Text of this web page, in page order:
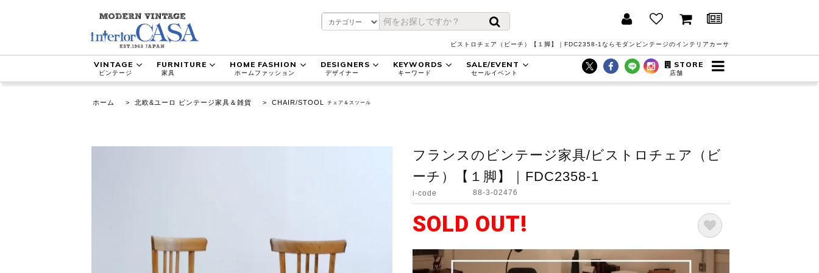
ビストロチェア（ビーチ）【１脚】｜FDC2358-1ならモダンビンテージのインテリアカーサ
VINTAGE
ビンテージ
FURNITURE
家具
HOME FASHION
ホームファッション
DESIGNERS
デザイナー
KEYWORDS
キーワード
SALE/EVENT
セールイベント
STORE
店舗
ホーム > 北欧&ユーロ ビンテージ家具＆雑貨 > CHAIR/STOOL チェア＆スツール
フランスのビンテージ家具/ビストロチェア（ビ
ーチ）【１脚】｜FDC2358-1
i-code 88-3-02476
SOLD OUT!